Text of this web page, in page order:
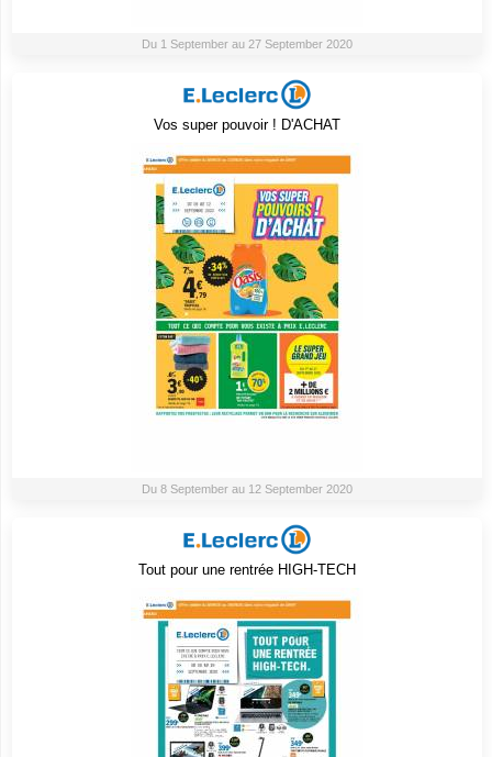
Du 1 September au 27 September 2020
Vos super pouvoir ! D'ACHAT
Du 8 September au 12 September 2020
Tout pour une rentrée HIGH-TECH